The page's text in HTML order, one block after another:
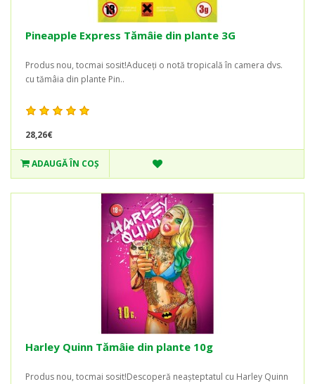
Pineapple Express Tămâie din plante 3G
Produs nou, tocmai sosit!Aduceți o notă tropicală în camera dvs.
cu tămâia din plante Pin..
28,26€
ADAUGĂ ÎN COŞ
Harley Quinn Tămâie din plante 10g
Produs nou, tocmai sosit!Descoperă neașteptatul cu Harley Quinn